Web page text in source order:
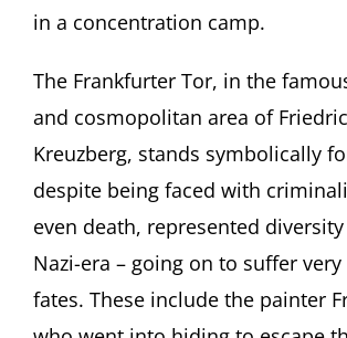
in a concentration camp.
The Frankfurter Tor, in the
and cosmopolitan area of
Kreuzberg, stands symbolically
despite being faced with
even death, represented
Nazi-era – going on to suffer
fates. These include the painter